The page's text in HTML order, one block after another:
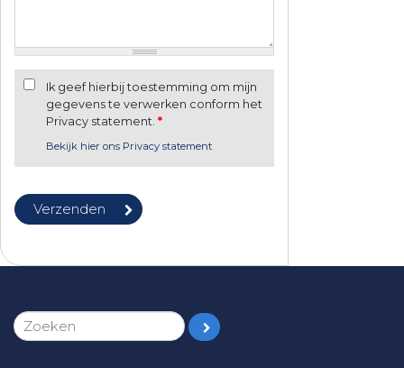
Ik geef hierbij toestemming om mijn
gegevens te verwerken conform het
Privacy statement. *
Bekijk hier ons Privacy statement